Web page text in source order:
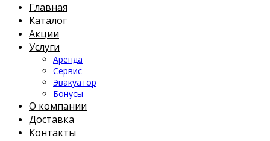
Главная
Каталог
Акции
Услуги
Аренда
Сервис
Эвакуатор
Бонусы
О компании
Доставка
Контакты